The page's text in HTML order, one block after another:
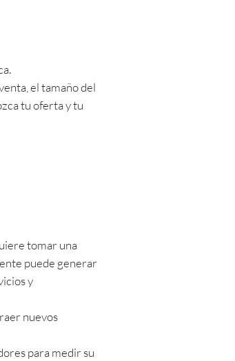
el tamaño del
tu oferta y tu
tomar una
puede generar
y
nuevos
para medir su